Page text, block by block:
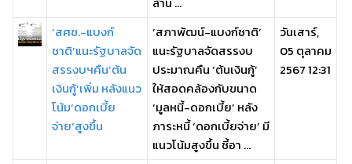
‘สศช.-แบงก์
ชาติ’แนะรัฐบาลจัด
สรรงบฯคืน‘ต้น
เงินกู้’เพิ่ม หลังแนว
โน้ม‘ดอกเบี้ย
จ่าย’สูงขึ้น
‘สภาพัฒน์-แบงก์ชาติ’
แนะรัฐบาลจัดสรรงบ
ประมาณคืน ‘ต้นเงินกู้’
ให้สอดคล้องกับขนาด
‘มูลหนี้-ดอกเบี้ย’ หลัง
ภาระหนี้ ‘ดอกเบี้ยจ่าย’ มี
แนวโน้มสูงขึ้น ชี้อา ...
วันเสาร์,
05 ตุลาคม
2567 12:31